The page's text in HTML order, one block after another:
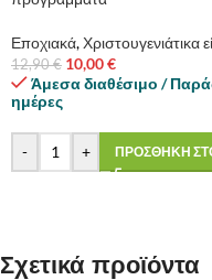
Εποχιακά,Χριστουγενιάτικα
12,90€ 10,00€
Άμεσα διαθέσιμο /
ημέρες
- + ΠΡΟΣΘΗΚΗ
Σχετικά προϊόντα